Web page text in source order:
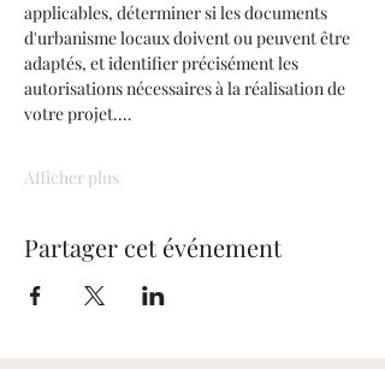
applicables, déterminer si les documents
d'urbanisme locaux doivent ou peuvent être
adaptés, et identifier précisément les
autorisations nécessaires à la réalisation de
votre projet.…
Afficher plus
Partager cet événement